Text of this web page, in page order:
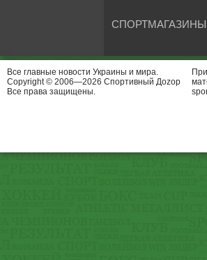
Все главные новости Украины и мира.
Copyright © 2006—2026 Спортивный Доzор
Все права защищены.